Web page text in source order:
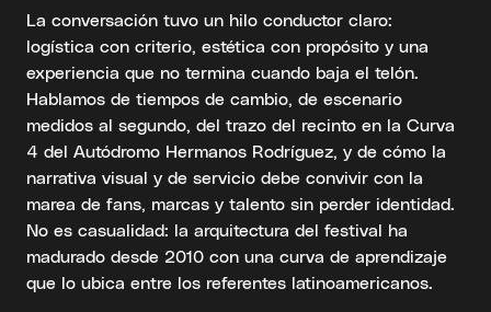
La conversación tuvo un hilo conductor claro:
logística con criterio, estética con propósito y una
experiencia que no termina cuando baja el telón.
Hablamos de tiempos de cambio, de escenario
medidos al segundo, del trazo del recinto en la Curva
4 del Autódromo Hermanos Rodríguez, y de cómo la
narrativa visual y de servicio debe convivir con la
marea de fans, marcas y talento sin perder identidad.
No es casualidad: la arquitectura del festival ha
madurado desde 2010 con una curva de aprendizaje
que lo ubica entre los referentes latinoamericanos.